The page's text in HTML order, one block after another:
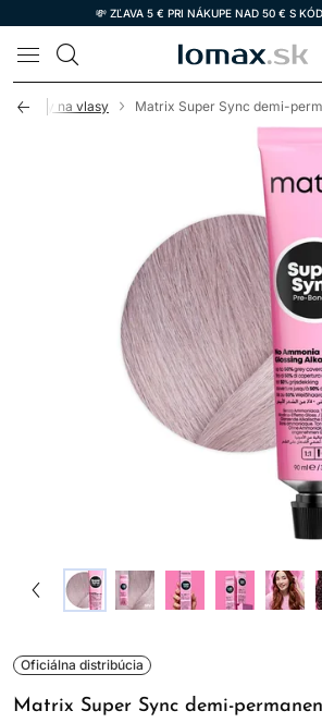
💸 ZĽAVA 5 € PRI NÁKUPE NAD 50 € S
LOMAX
farby na vlasy Matrix Super Sync demi-
Oficiálna distribúcia
Matrix Super Sync demi-